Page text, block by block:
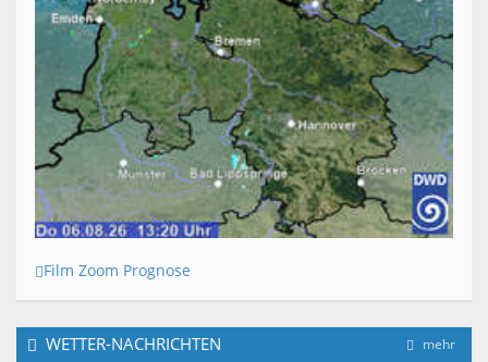
Film Zoom Prognose
mehr
WETTER-NACHRICHTEN